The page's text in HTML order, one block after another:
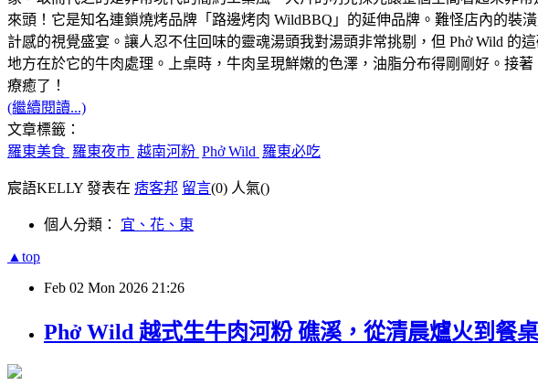
來頭！它是知名連鎖燒烤品牌「路邊烤肉 WildBBQ」的延伸品牌。難怪店內的
計感的視覺盛宴。讓人忍不住回味的靈魂湯頭我對湯頭非常挑剔，但 Phở Wild
地方在於它的牛肉處理。上桌時，牛肉呈現鮮嫩的色澤，油脂分布得剛剛好。接
療癒了！
(繼續閱讀...)
文章標籤：
羅東美食 羅東夜市 越南河粉 Phở Wild 羅東必吃
宸語KELLY 發表在 痞客邦 留言(0) 人氣()
個人分類： 宜、花、東
▲top
Feb 02 Mon 2026 21:26
Phở Wild 越式生牛肉河粉 礁溪，從清晨爐火到餐